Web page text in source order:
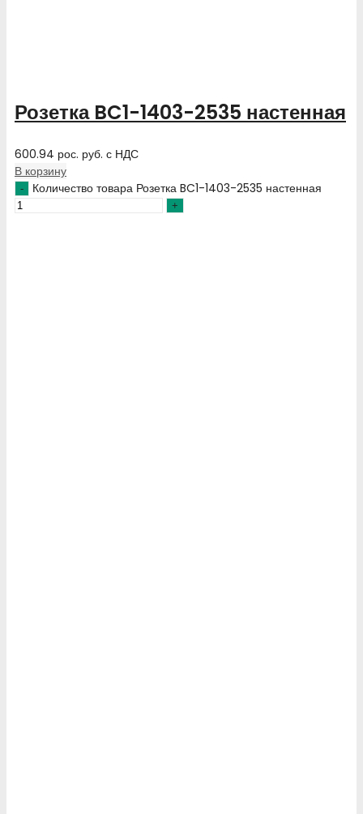
Розетка BC1-1403-2535 настенная
600.94 рос. руб. с НДС
В корзину
Количество товара Розетка BC1-1403-2535 настенная